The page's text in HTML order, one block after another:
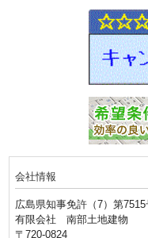
会社情報
広島県知事免許（7）第7515
有限会社 南部土地建物
〒720-0824